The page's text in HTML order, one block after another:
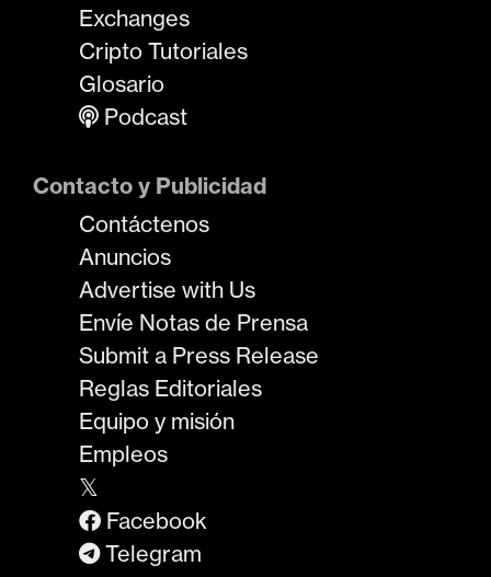
Exchanges
Cripto Tutoriales
Glosario
Podcast
Contacto y Publicidad
Contáctenos
Anuncios
Advertise with Us
Envíe Notas de Prensa
Submit a Press Release
Reglas Editoriales
Equipo y misión
Empleos
𝕏
Facebook
Telegram